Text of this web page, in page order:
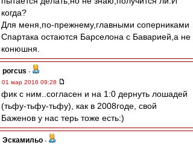
когда?
Для меня,по-прежнему,главными соперниками
Спартака остаются Барселона с Баварией,а не
конюшня.
porcus -
01 мар 2016 09:28
фик с ним..согласен и на 1:0 дернуть лошадей
(тьфу-тьфу-тьфу), как в 2008годе, свой
Баженов у нас терь тоже есть:)
Эскамильо -